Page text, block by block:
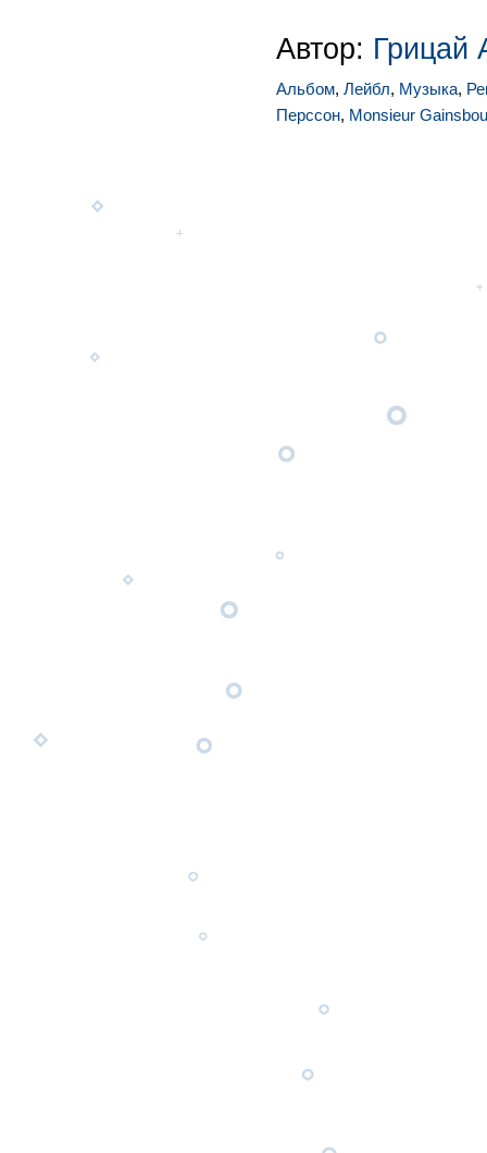
Автор: Грицай
Альбом, Лейбл, Музыка,
Перссон, Monsieur